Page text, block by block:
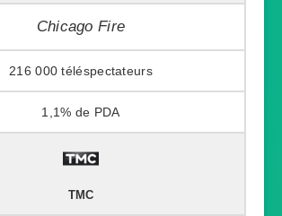
Chicago Fire
216 000
1,1%
TMC